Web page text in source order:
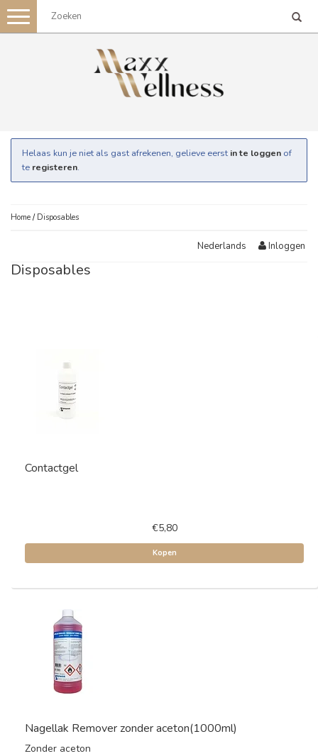
Toggle
navigation
Helaas kun je niet als gast afrekenen, gelieve eerst in te loggen of
te registeren.
Home / Disposables
Nederlands Inloggen
Disposables
Contactgel
€5,80
Kopen
Nagellak Remover zonder aceton(1000ml)
Zonder aceton